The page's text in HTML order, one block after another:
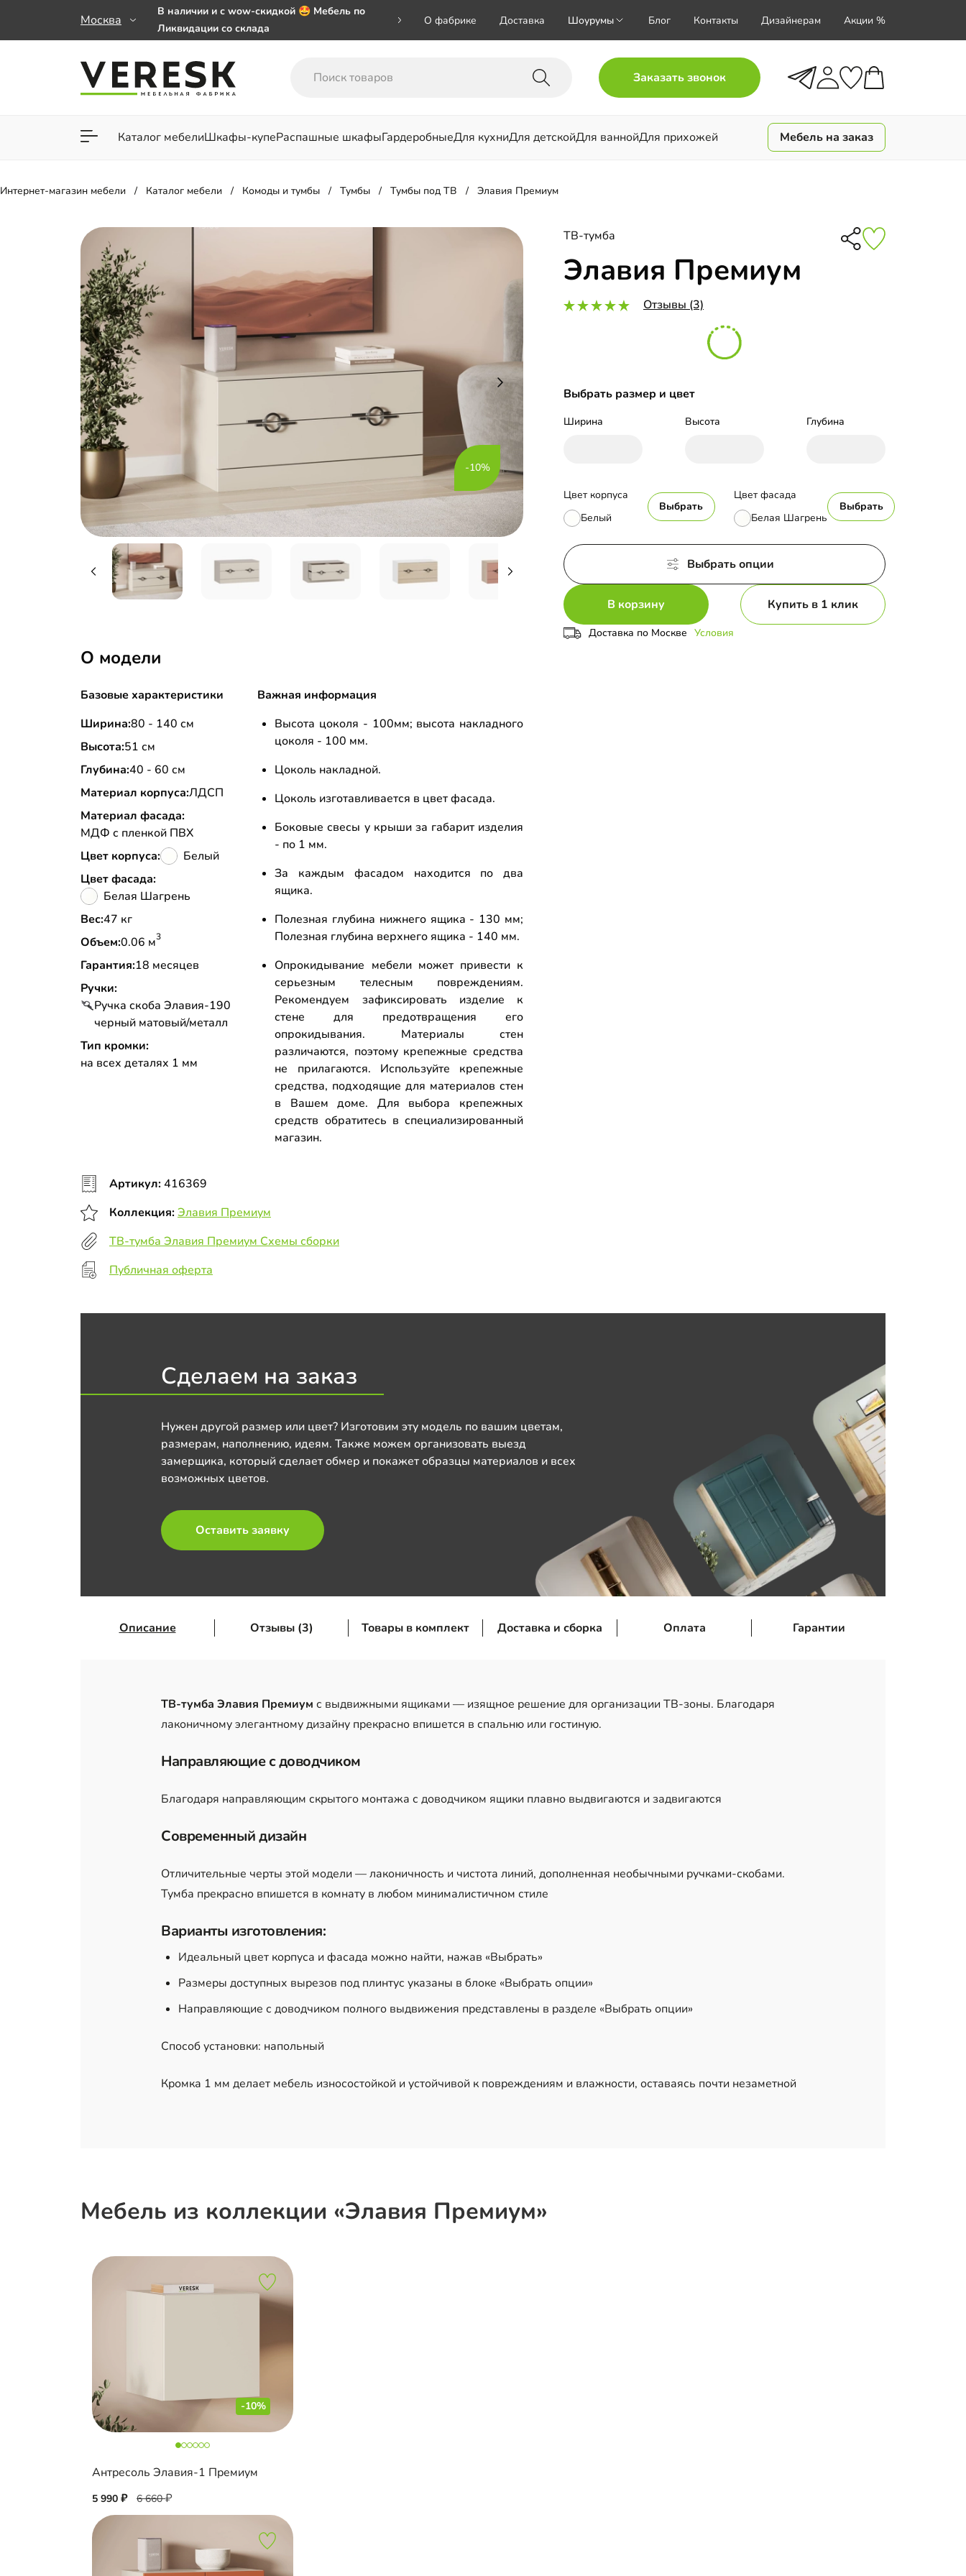
Москва
В наличии и с wow-скидкой 🤩 Мебель по
Ликвидации со склада
заказе от 50 000 ₽
Важно! Наш Whatsapp переехал на номер
О фабрике Доставка Шоурумы Блог Контакты Дизайнерам Акции %
Заказать звонок
Каталог мебелиШкафы-купеРаспашные шкафыГардеробныеДля кухниДля детскойДля ваннойДля прихожей
Для гостиной Для спальни
Мебель на заказ
Интернет-магазин мебели Каталог мебели Комоды и тумбы Тумбы Тумбы под ТВ Элавия Премиум
-10%
ТВ-тумба
Элавия Премиум
Отзывы (3)
Выбрать размер и цвет
Ширина Высота Глубина
Цвет корпуса
Белый
Выбрать
Цвет фасада
Белая Шагрень
Выбрать
Выбрать опции
В корзину Купить в 1 клик
Доставка по Москве Условия
О модели
Базовые характеристики
Ширина:80 - 140 см
Высота:51 см
Глубина:40 - 60 см
Материал корпуса:ЛДСП
Материал фасада:
МДФ с пленкой ПВХ
Цвет корпуса:
Белый
Цвет фасада:
Белая Шагрень
Вес:
47 кг
Объем:
0.06 м3
Гарантия:18 месяцев
Ручки:
Ручка скоба Элавия-190
черный матовый/металл
Тип кромки:
на всех деталях 1 мм
Важная информация
Высота цоколя - 100мм; высота накладного
цоколя - 100 мм.
Цоколь накладной.
Цоколь изготавливается в цвет фасада.
Боковые свесы у крыши за габарит изделия
- по 1 мм.
За каждым фасадом находится по два
ящика.
Полезная глубина нижнего ящика - 130 мм;
Полезная глубина верхнего ящика - 140 мм.
Опрокидывание мебели может привести к
серьезным телесным повреждениям.
Рекомендуем зафиксировать изделие к
стене для предотвращения его
опрокидывания. Материалы стен
различаются, поэтому крепежные средства
не прилагаются. Используйте крепежные
средства, подходящие для материалов стен
в Вашем доме. Для выбора крепежных
средств обратитесь в специализированный
магазин.
Артикул:416369
Коллекция:Элавия Премиум
ТВ-тумба Элавия Премиум Схемы сборки
Публичная оферта
Сделаем на заказ
Нужен другой размер или цвет? Изготовим эту модель по вашим цветам,
размерам, наполнению, идеям. Также можем организовать выезд
замерщика, который сделает обмер и покажет образцы материалов и всех
возможных цветов.
Оставить заявку
Описание Отзывы (3) Товары в комплект Доставка и сборка Оплата Гарантии
ТВ-тумба Элавия Премиум с выдвижными ящиками — изящное решение для организации ТВ-зоны. Благодаря
лаконичному элегантному дизайну прекрасно впишется в спальню или гостиную.
Направляющие с доводчиком
Благодаря направляющим скрытого монтажа с доводчиком ящики плавно выдвигаются и задвигаются
Современный дизайн
Отличительные черты этой модели — лаконичность и чистота линий, дополненная необычными ручками-скобами.
Тумба прекрасно впишется в комнату в любом минималистичном стиле
Варианты изготовления:
Идеальный цвет корпуса и фасада можно найти, нажав «Выбрать»
Размеры доступных вырезов под плинтус указаны в блоке «Выбрать опции»
Направляющие с доводчиком полного выдвижения представлены в разделе «Выбрать опции»
Способ установки: напольный
Кромка 1 мм делает мебель износостойкой и устойчивой к повреждениям и влажности, оставаясь почти незаметной
Мебель из коллекции «Элавия Премиум»
-10%
Антресоль Элавия-1 Премиум
5 990 6 660